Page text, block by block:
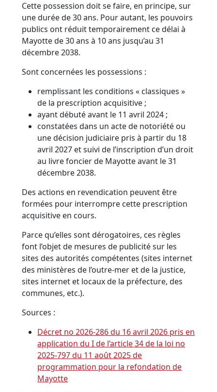
Cette possession doit se faire, en principe, sur
une durée de 30 ans. Pour autant, les pouvoirs
publics ont réduit temporairement ce délai à
Mayotte de 30 ans à 10 ans jusqu’au 31
décembre 2038.
Sont concernées les possessions :
remplissant les conditions « classiques »
de la prescription acquisitive ;
ayant débuté avant le 11 avril 2024 ;
constatées dans un acte de notoriété ou
une décision judiciaire pris à partir du 18
avril 2027 et suivi de l’inscription d’un droit
au livre foncier de Mayotte avant le 31
décembre 2038.
Des actions en revendication peuvent être
formées pour interrompre cette prescription
acquisitive en cours.
Parce qu’elles sont dérogatoires, ces règles
font l’objet de mesures de publicité sur les
sites des autorités compétentes (sites internet
des ministères de l’outre-mer et de la justice,
sites internet et locaux de la préfecture, des
communes, etc.).
Sources :
Décret no 2026-286 du 16 avril 2026 pris en
application du I de l’article 34 de la loi no
2025-797 du 11 août 2025 de
programmation pour la refondation de
Mayotte